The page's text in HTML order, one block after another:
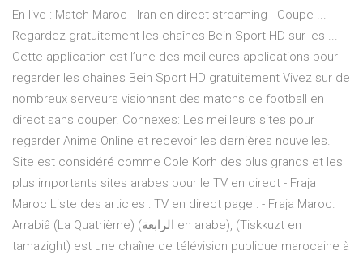
En live : Match Maroc - Iran en direct streaming - Coupe ...
Regardez gratuitement les chaînes Bein Sport HD sur les ...
Cette application est l’une des meilleures applications pour
regarder les chaînes Bein Sport HD gratuitement Vivez sur de
nombreux serveurs visionnant des matchs de football en
direct sans couper. Connexes: Les meilleurs sites pour
regarder Anime Online et recevoir les dernières nouvelles.
Site est considéré comme Cole Korh des plus grands et les
plus importants sites arabes pour le TV en direct - Fraja
Maroc Liste des articles : TV en direct page : - Fraja Maroc.
Arrabiâ (La Quatrième) (الرابعة en arabe), (Tiskkuzt en
tamazight) est une chaîne de télévision publique marocaine à